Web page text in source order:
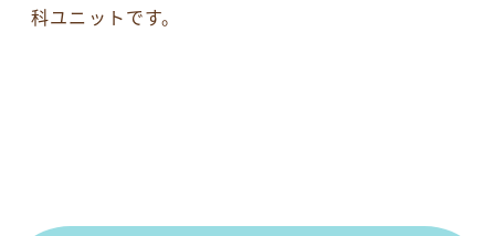
科ユニットです。